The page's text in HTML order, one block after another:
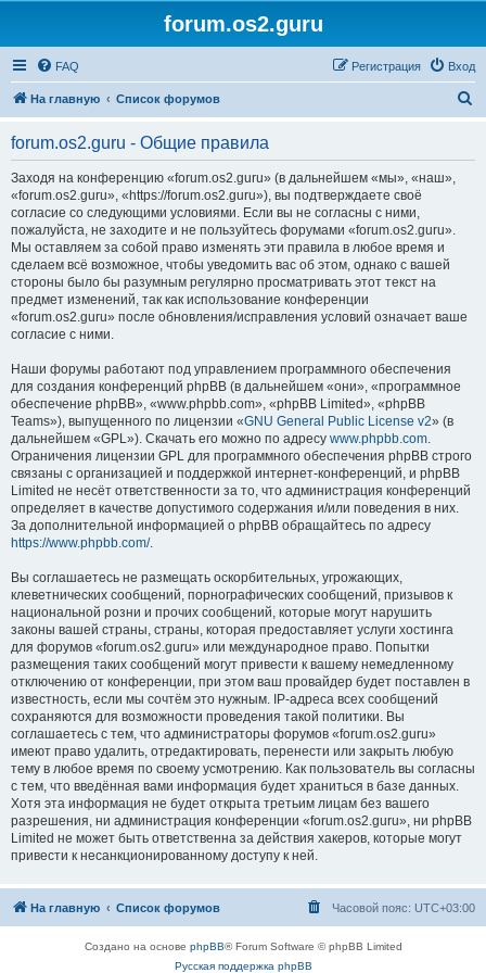
forum.os2.guru
FAQ Вход
Регистрация
На главную Список форумов
forum.os2.guru - Общие правила
Заходя на конференцию «forum.os2.guru» (в дальнейшем «мы», «наш»,
«forum.os2.guru», «https://forum.os2.guru»), вы подтверждаете своё
согласие со следующими условиями. Если вы не согласны с ними,
пожалуйста, не заходите и не пользуйтесь форумами «forum.os2.guru».
Мы оставляем за собой право изменять эти правила в любое время и
сделаем всё возможное, чтобы уведомить вас об этом, однако с вашей
стороны было бы разумным регулярно просматривать этот текст на
предмет изменений, так как использование конференции
«forum.os2.guru» после обновления/исправления условий означает ваше
согласие с ними.
Наши форумы работают под управлением программного обеспечения
для создания конференций phpBB (в дальнейшем «они», «программное
обеспечение phpBB», «www.phpbb.com», «phpBB Limited», «phpBB
Teams»), выпущенного по лицензии «GNU General Public License v2» (в
дальнейшем «GPL»). Скачать его можно по адресу www.phpbb.com.
Ограничения лицензии GPL для программного обеспечения phpBB строго
связаны с организацией и поддержкой интернет-конференций, и phpBB
Limited не несёт ответственности за то, что администрация конференций
определяет в качестве допустимого содержания и/или поведения в них.
За дополнительной информацией о phpBB обращайтесь по адресу
https://www.phpbb.com/.
Вы соглашаетесь не размещать оскорбительных, угрожающих,
клеветнических сообщений, порнографических сообщений, призывов к
национальной розни и прочих сообщений, которые могут нарушить
законы вашей страны, страны, которая предоставляет услуги хостинга
для форумов «forum.os2.guru» или международное право. Попытки
размещения таких сообщений могут привести к вашему немедленному
отключению от конференции, при этом ваш провайдер будет поставлен в
известность, если мы сочтём это нужным. IP-адреса всех сообщений
сохраняются для возможности проведения такой политики. Вы
соглашаетесь с тем, что администраторы форумов «forum.os2.guru»
имеют право удалить, отредактировать, перенести или закрыть любую
тему в любое время по своему усмотрению. Как пользователь вы согласны
с тем, что введённая вами информация будет храниться в базе данных.
Хотя эта информация не будет открыта третьим лицам без вашего
разрешения, ни администрация конференции «forum.os2.guru», ни phpBB
Limited не может быть ответственна за действия хакеров, которые могут
привести к несанкционированному доступу к ней.
На главную Список форумов Часовой пояс: UTC+03:00
Создано на основе phpBB® Forum Software © phpBB Limited
Русская поддержка phpBB